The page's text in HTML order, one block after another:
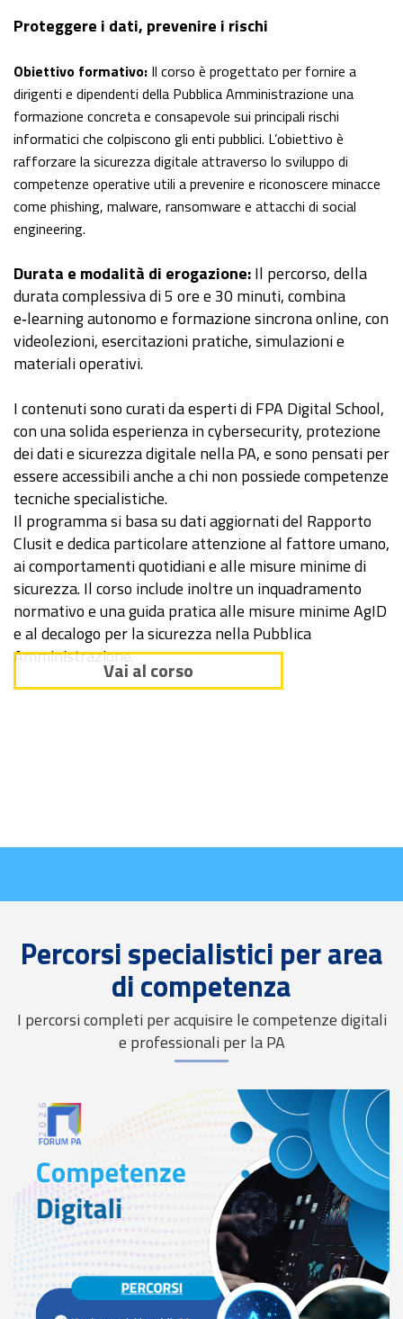
Obiettivo formativo:Il corso è progettato per fornire a
dirigenti e dipendenti della Pubblica Amministrazione una
formazione concreta e consapevole sui principali rischi
informatici che colpiscono gli enti pubblici. L’obiettivo è
rafforzare la sicurezza digitale attraverso lo sviluppo di
competenze operative utili a prevenire e riconoscere minacce
come phishing, malware, ransomware e attacchi di social
Durata e modalità di erogazione:Il percorso, della
durata complessiva di 5 ore e 30 minuti, combina
e‑learning autonomo e formazione sincrona online, con
videolezioni, esercitazioni pratiche, simulazioni e
I contenuti sono curati da esperti di FPA Digital School,
con una solida esperienza in cybersecurity, protezione
dei dati e sicurezza digitale nella PA, e sono pensati per
essere accessibili anche a chi non possiede competenze
tecniche specialistiche.
Il programma si basa su dati aggiornati del Rapporto
Clusit e dedica particolare attenzione al fattore umano,
ai comportamenti quotidiani e alle misure minime di
sicurezza. Il corso include inoltre un inquadramento
normativo e una guida pratica alle misure minime AgID
e al decalogo per la sicurezza nella Pubblica
Amministrazione.
Vai al corso
Percorsi specialistici per area
di competenza
I percorsi completi per acquisire le competenze digitali
e professionali per la PA